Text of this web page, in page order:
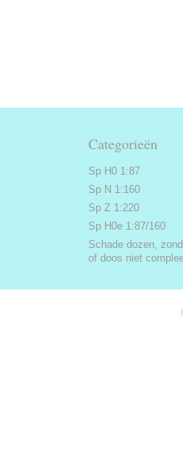
Categorieën
Sp H0 1:87
Sp N 1:160
Sp Z 1:220
Sp H0e 1:87/160
Schade dozen,
of doos niet